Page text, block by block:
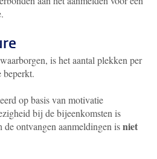
is het aantal plekken per
beperkt.
op basis van motivatie
bij de bijeenkomsten is
ontvangen aanmeldingen isniet